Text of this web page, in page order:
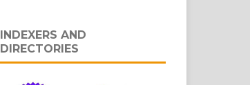
INDEXERS AND
DIRECTORIES